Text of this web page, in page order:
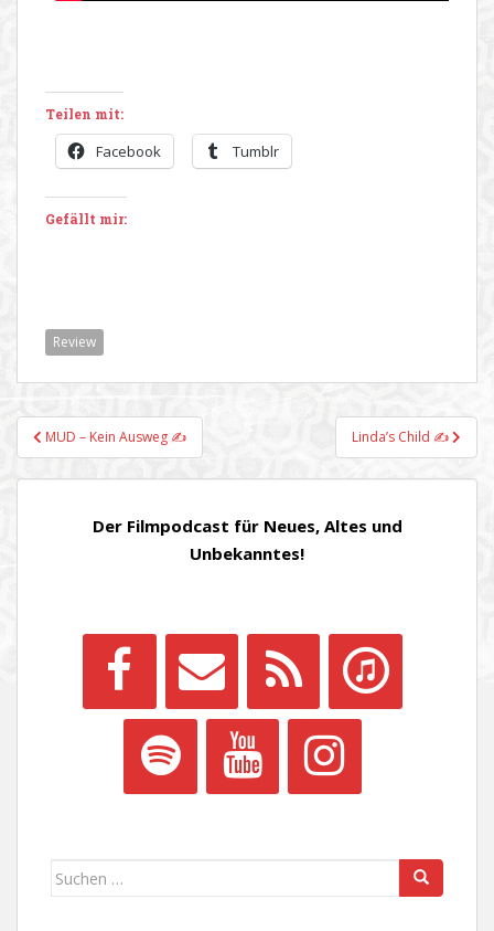
Teilen mit:
Facebook Tumblr
Gefällt mir:
Review
Beitragsnavigation
MUD – Kein Ausweg ✍ Linda’s Child ✍
Der Filmpodcast für Neues, Altes und
Unbekanntes!
Suchen